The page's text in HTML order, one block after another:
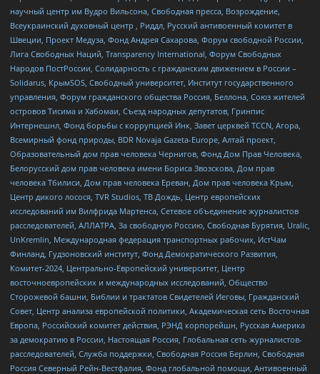
научный центр им Вудро Вильсона, Свободная пресса, Возрождение,
Всеукраинский духовный центр , Риддл, Русский антивоенный комитет в
Швеции, Проект Медуза, Фонд Андрея Сахарова, Форум свободной России,
Лига Свободных Наций, Transparеncy International, Форум Свободных
Народов ПостРоссии, Солидарность с гражданским движением в России –
Solidarus, КрымSOS, Свободный университет, Институт государственного
управления, Форум гражданского общества Россия, Беллона, Союз жителей
островов Тисима и Хабомаи, Съезд народных депутатов, Гринпис
Интернешнл, Фонд борьбы с коррупцией Инк, Завет церквей TCCN, Агора,
Всемирный фонд природы, BDR Novaja Gazeta-Europe, Алтай проект,
Образовательный дом прав человека Чернигов, Фонд Дом Прав Человека,
Белорусский дом прав человека имени Бориса Звозскова, Дом прав
человека Тбилиси, Дом прав человека Ереван, Дом прав человека Крым,
Центр дикого лосося, TVR Studios, ТВ Дождь, Центр европейских
исследований им Вилфрида Мартенса, Сетевое объединение журналистов
расследователей, АЛЛАТРА, За свободную Россию, Свободная Бурятия, Uralic,
UnKremlin, Международная федерация транспортных рабочих, ИстЧам
Финланд, Гудзоновский институт, Фонд Демократического Развития,
Комитет-2024, Центрально-Европейский университет, Центр
восточноевропейских и международных исследований, Общество
Сторожевой башни, Библии и трактатов Свидетелей Иеговы, Гражданский
Совет, Центр анализа европейской политики, Академическая сеть Восточная
Европа, Российский комитет действия, РЭНД корпорейшн, Русская Америка
за демократию в России, Настоящая Россия, Глобальная сеть журналистов-
расследователей, Служба поддержки, Свободная Россия Берлин, Свободная
Россия Северный Рейн-Вестфалия, Фонд глобальной помощи, Антивоенный